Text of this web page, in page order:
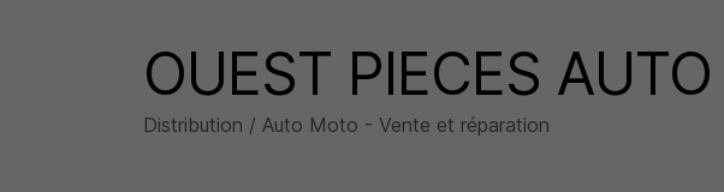
OUEST PIECES
Distribution / Auto Moto - Vente et réparation